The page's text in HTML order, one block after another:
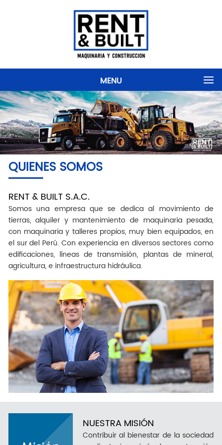
MENU
QUIENES SOMOS
RENT & BUILT S.A.C.
Somos una empresa que se dedica al movimiento de
tierras, alquiler y mantenimiento de maquinaria pesada,
con maquinaria y talleres propios, muy bien equipados, en
el sur del Perú. Con experiencia en diversos sectores como
edificaciones, líneas de transmisión, plantas de mineral,
agricultura, e infraestructura hidráulica.
NUESTRA MISIÓN
Contribuir al bienestar de la sociedad